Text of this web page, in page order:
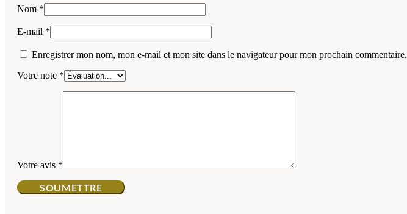
Nom *
E-mail *
Enregistrer mon nom, mon e-mail et mon site dans le navigateur pour mon prochain commentaire.
Votre note *
Votre avis *